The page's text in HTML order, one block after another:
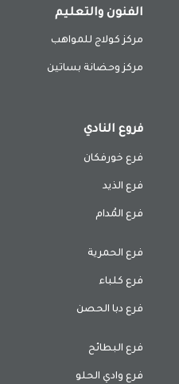
الفنون والتعليم
مركز كولاج للمواهب
مركز وحضانة بساتين
فروع النادي
فرع خورفكان
فرع الذيد
فرع المُدام
فرع الحمرية
فرع كلباء
فرع دبا الحصن
فرع البطائح
فرع وادي الحلو